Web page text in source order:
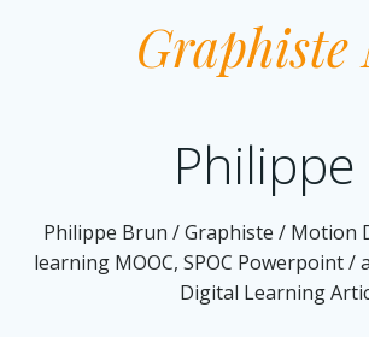
Graphiste
Philippe Brun / Graphiste / Motion
learning MOOC, SPOC Powerpoint /
Digital Learning